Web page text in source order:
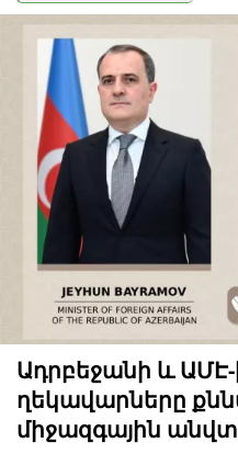
Ադրբեջանի և
ղեկավարները
միջազգային